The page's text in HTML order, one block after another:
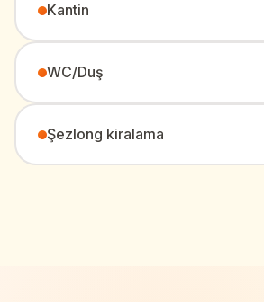
Kantin
WC/Duş
Şezlong kiralama